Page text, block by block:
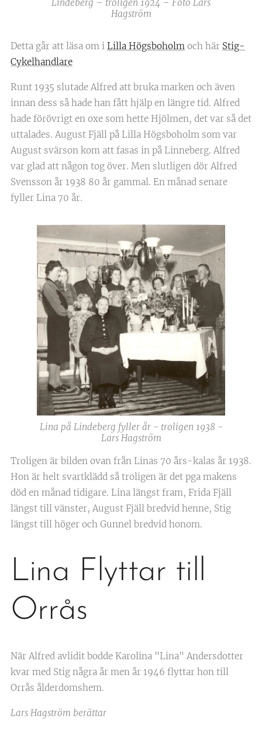
Lindeberg – troligen 1924 – Foto Lars
Hagström
Detta går att läsa om i Lilla Högsboholm och här Stig-
Cykelhandlare
Runt 1935 slutade Alfred att bruka marken och även
innan dess så hade han fått hjälp en längre tid. Alfred
hade förövrigt en oxe som hette Hjölmen, det var så det
uttalades. August Fjäll på Lilla Högsboholm som var
August svärson kom att fasas in på Linneberg. Alfred
var glad att någon tog över. Men slutligen dör Alfred
Svensson år 1938 80 år gammal. En månad senare
fyller Lina 70 år.
Lina på Lindeberg fyller år - troligen 1938 -
Lars Hagström
Troligen är bilden ovan från Linas 70 års-kalas år 1938.
Hon är helt svartklädd så troligen är det pga makens
död en månad tidigare. Lina längst fram, Frida Fjäll
längst till vänster, August Fjäll bredvid henne, Stig
längst till höger och Gunnel bredvid honom.
Lina Flyttar till
Orrås
När Alfred avlidit bodde Karolina "Lina" Andersdotter
kvar med Stig några år men år 1946 flyttar hon till
Orrås ålderdomshem.
Lars Hagström berättar